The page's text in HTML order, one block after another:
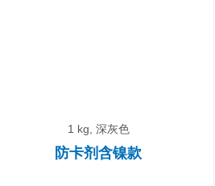
1 kg, 深灰色
防卡剂含镍款